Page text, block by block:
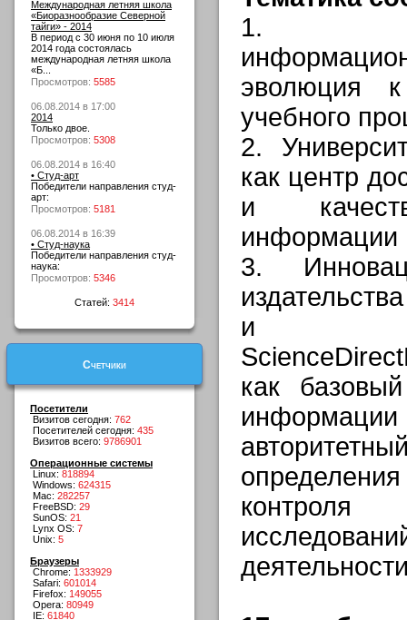
Международная летняя школа
«Биоразнообразие Северной
тайги» - 2014
В период с 30 июня по 10 июля
2014 года состоялась
международная летняя школа
«Б...
Просмотров: 5585
06.08.2014 в 17:00
2014
Только двое.
Просмотров: 5308
06.08.2014 в 16:40
• Студ-арт
Победители направления студ-
арт:
Просмотров: 5181
06.08.2014 в 16:39
• Студ-наука
Победители направления студ-
наука:
Просмотров: 5346
Статей: 3414
Счетчики
Посетители
Визитов сегодня: 762
Посетителей сегодня: 435
Визитов всего: 9786901
Операционные системы
Linux: 818894
Windows: 624315
Mac: 282257
FreeBSD: 29
SunOS: 21
Lynx OS: 7
Unix: 5
Браузеры
Chrome: 1333929
Safari: 601014
Firefox: 149055
Opera: 80949
IE: 61840
1.
эволюция
учебного
2.
как центр
и
информации
3.
и
как
контроля